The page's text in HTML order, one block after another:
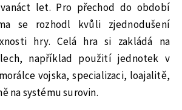
let. Pro přechod do období
se rozhodl kvůli zjednodušení
hry. Celá hra si zakládá na
například použití jednotek v
vojska, specializaci, loajalitě,
na systému surovin.